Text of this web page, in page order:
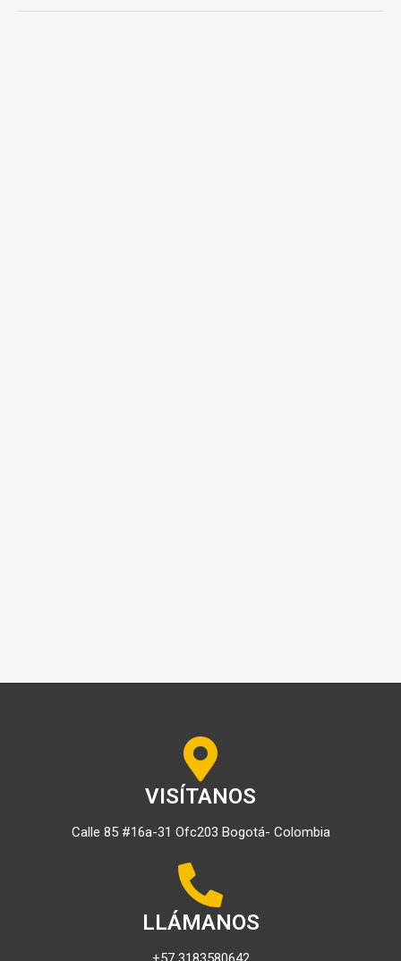
VISÍTANOS
Calle 85 #16a-31 Ofc203 Bogotá- Colombia
LLÁMANOS